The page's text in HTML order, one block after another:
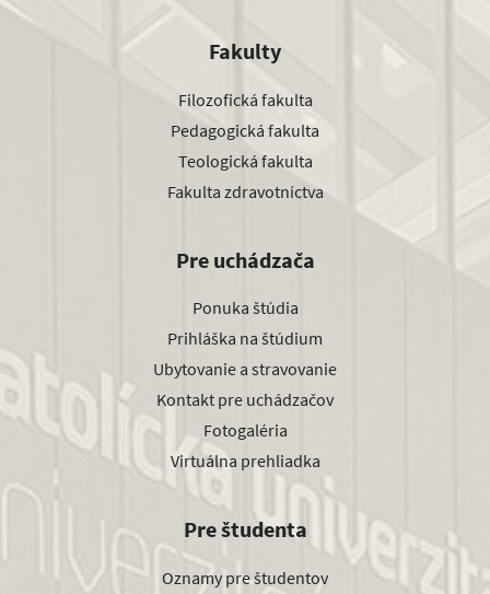
Fakulty
Filozofická fakulta
Pedagogická fakulta
Teologická fakulta
Fakulta zdravotníctva
Pre uchádzača
Ponuka štúdia
Prihláška na štúdium
Ubytovanie a stravovanie
Kontakt pre uchádzačov
Fotogaléria
Virtuálna prehliadka
Pre študenta
Oznamy pre študentov